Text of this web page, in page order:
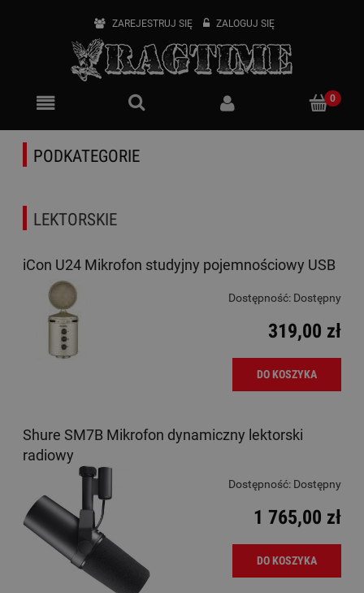
ZAREJESTRUJ SIĘ ZALOGUJ SIĘ
PODKATEGORIE
LEKTORSKIE
iCon U24 Mikrofon studyjny pojemnościowy USB
Dostępność: Dostępny
319,00 zł
DO KOSZYKA
Shure SM7B Mikrofon dynamiczny lektorski
radiowy
Dostępność: Dostępny
1 765,00 zł
DO KOSZYKA